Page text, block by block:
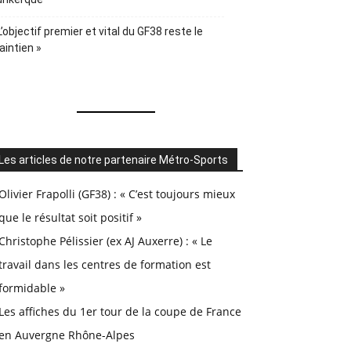
premier et vital du GF38 reste le
»
Les articles de notre partenaire Métro-Sports
Frapolli (GF38) : « C’est toujours mieux
le résultat soit positif »
Pélissier (ex AJ Auxerre) : « Le
dans les centres de formation est
»
Les affiches du 1er tour de la coupe de France
Auvergne Rhône-Alpes